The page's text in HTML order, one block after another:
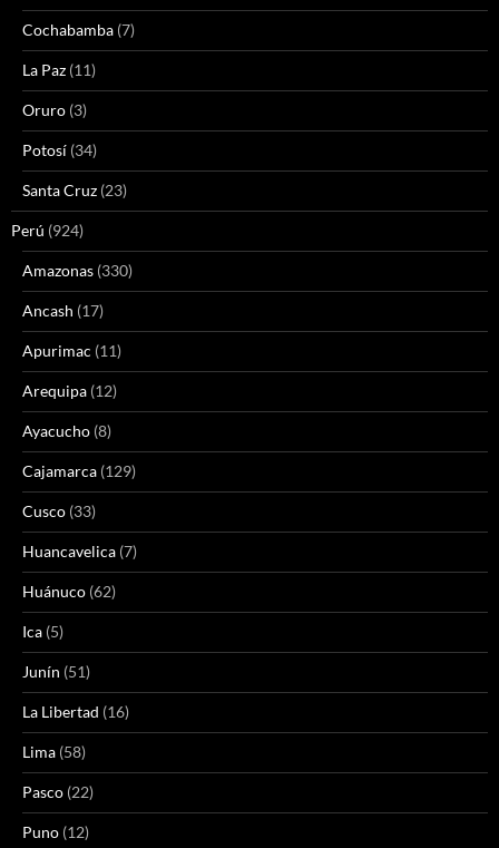
Cochabamba (7)
La Paz (11)
Oruro (3)
Potosí (34)
Santa Cruz (23)
Perú (924)
Amazonas (330)
Ancash (17)
Apurimac (11)
Arequipa (12)
Ayacucho (8)
Cajamarca (129)
Cusco (33)
Huancavelica (7)
Huánuco (62)
Ica (5)
Junín (51)
La Libertad (16)
Lima (58)
Pasco (22)
Puno (12)